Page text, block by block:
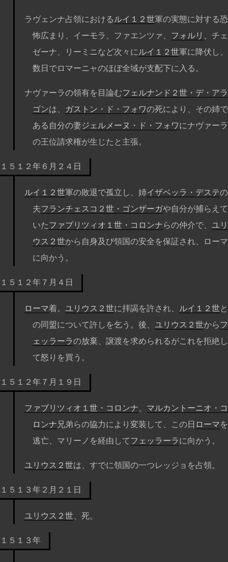
ラヴェンナ占領における ルイ１２世軍の実態に対する恐
怖広まり、イーモラ、ファエンツァ、 フォルリ
、チェ
ゼーナ、リーミニなど次々に ルイ１２世軍に降伏し、
数日でロマーニャのほぼ全域が支配下に入る。
ナヴァーラの領有を目論むフェルナンド２世・デ・アラ
ゴンは、 ガストン・ド・フォワの死により、その姉で
ある自分の妻ジェルメーヌ・ド・フォワにナヴァーラ
の王位請求権が生じたと主張。
１５１２年６月２４日
ルイ１２世軍の敗退で孤立し、姉イザベッラ・デステの
夫フランチェスコ２世・ゴンザーガや自分が捕らえて
いたファブリツィオ１世・コロンナらの仲介で、 ユリ
ウス２世から自身及び領国の安全を保証され、ローマ
に向かう。
１５１２年７月４日
ローマ着。 ユリウス２世に拝謁を許され、 ルイ１２世と
の同盟について許しを乞う。後、 ユリウス２世からフ
ェッラーラの放棄、譲渡を求められるがこれを拒絶し
て怒りを買う。
１５１２年７月１９日
ファブリツィオ１世・コロンナ
マルカントーニオ・コ
ロンナ 兄弟らの協力により変装して、この日 ローマを
逃亡、マリーノを経由してフェッラーラに向かう。
ユリウス２世は、すでに領国の一つレッジョを占領。
１５１３年２月２１日
ユリウス２世 、死。
１５１３年